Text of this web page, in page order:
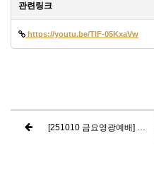
관련링크
https://youtu.be/TlF-05KxaVw
[251010 금요영광예배] 하나님 영광의 현장29-모레 산 골짜기, 여호와와 기드온의 칼이다